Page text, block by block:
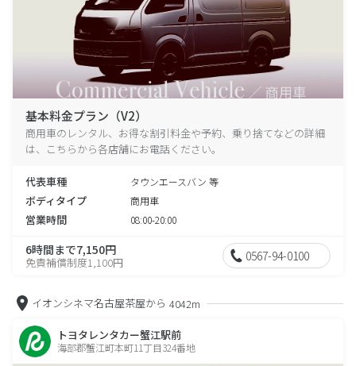
基本料金プラン（V2）
商用車のレンタル、お得な割引料金や予約、乗り捨てなどの詳細
は、こちらから各店舗にお電話ください。
代表車種 タウンエースバン 等
ボディタイプ 商用車
営業時間 08:00-20:00
6時間まで7,150円
免責補償制度1,100円 0567-94-0100
イオンシネマ名古屋茶屋から 4042m
トヨタレンタカー蟹江駅前
海部郡蟹江町本町11丁目324番地